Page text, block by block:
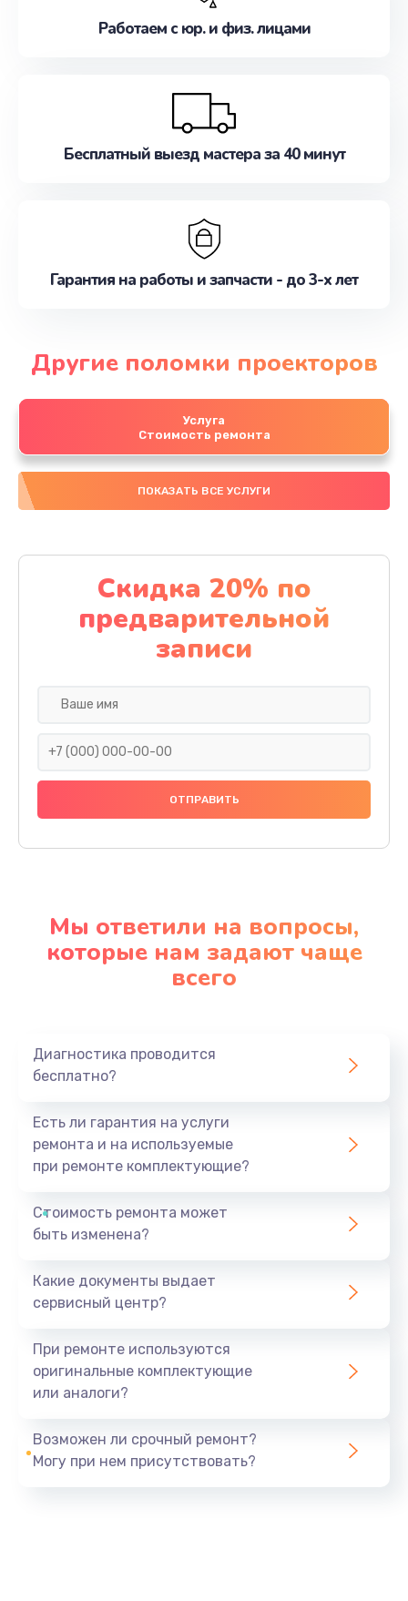
Работаем с юр. и физ. лицами
Бесплатный выезд мастера за 40 минут
Гарантия на работы и запчасти - до 3-х лет
Другие поломки проекторов
Услуга
Стоимость ремонта
ПОКАЗАТЬ ВСЕ УСЛУГИ
Скидка 20% по
предварительной
записи
Мы ответили на вопросы,
которые нам задают чаще
всего
Диагностика проводится
бесплатно?
Есть ли гарантия на услуги
ремонта и на используемые
при ремонте комплектующие?
Стоимость ремонта может
быть изменена?
Какие документы выдает
сервисный центр?
При ремонте используются
оригинальные комплектующие
или аналоги?
Возможен ли срочный ремонт?
Могу при нем присутствовать?